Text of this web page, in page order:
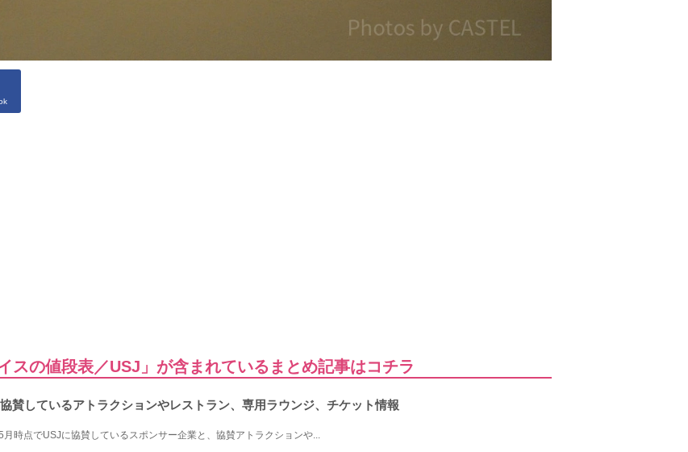
スの値段表／USJ」が含まれているまとめ記事はコチラ
賛しているアトラクションやレストラン、専用ラウンジ、チケット情報
時点でUSJに協賛しているスポンサー企業と、協賛アトラクションや...